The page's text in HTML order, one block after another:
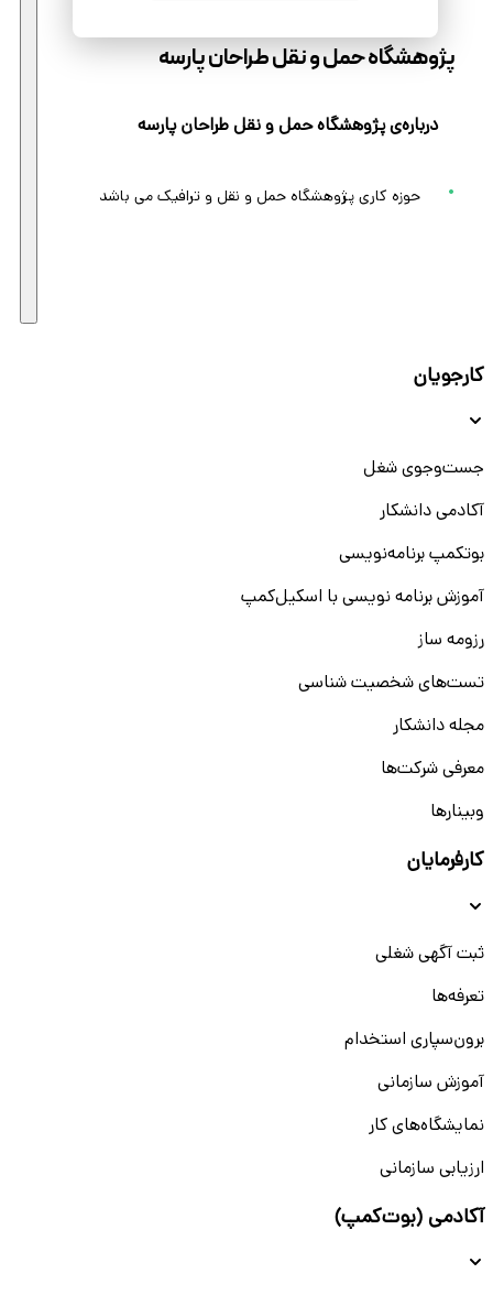
پژوهشگاه حمل و نقل طراحان پارسه
درباره‌ی پژوهشگاه حمل و نقل طراحان پارسه
حوزه کاری پژوهشگاه حمل و نقل و ترافیک می باشد
کارجویان
جست‌و‌جوی شغل
آکادمی دانشکار
بوتکمپ برنامه‌نویسی
آموزش برنامه نویسی با اسکیل‌کمپ
رزومه ساز
تست‌های شخصیت شناسی
مجله دانشکار
معرفی شرکت‌ها
وبینار‌‌ها
کارفرمایان
ثبت آگهی شغلی
تعرفه‌ها
برون‌سپاری استخدام
آموزش سازمانی
نمایشگاه‌های کار
ارزیابی سازمانی
آکادمی (بوت‌کمپ)